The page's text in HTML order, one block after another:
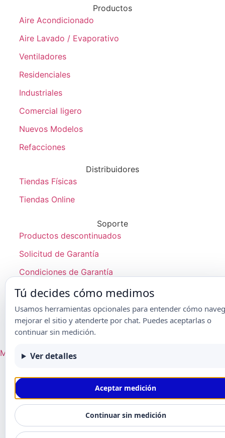
Productos
Aire Acondicionado
Aire Lavado / Evaporativo
Ventiladores
Residenciales
Industriales
Comercial ligero
Nuevos Modelos
Refacciones
Distribuidores
Tiendas Físicas
Tiendas Online
Soporte
Productos descontinuados
Solicitud de Garantía
Condiciones de Garantía
® Frikko | 2024 | Aviso de Privacidad
Mapa del sitio
Tú decides cómo medimos
Usamos herramientas opcionales para entender cómo
mejorar el sitio y atenderte por chat. Puedes aceptarlas o
continuar sin medición.
Ver detalles
Aceptar medición
Continuar sin medición